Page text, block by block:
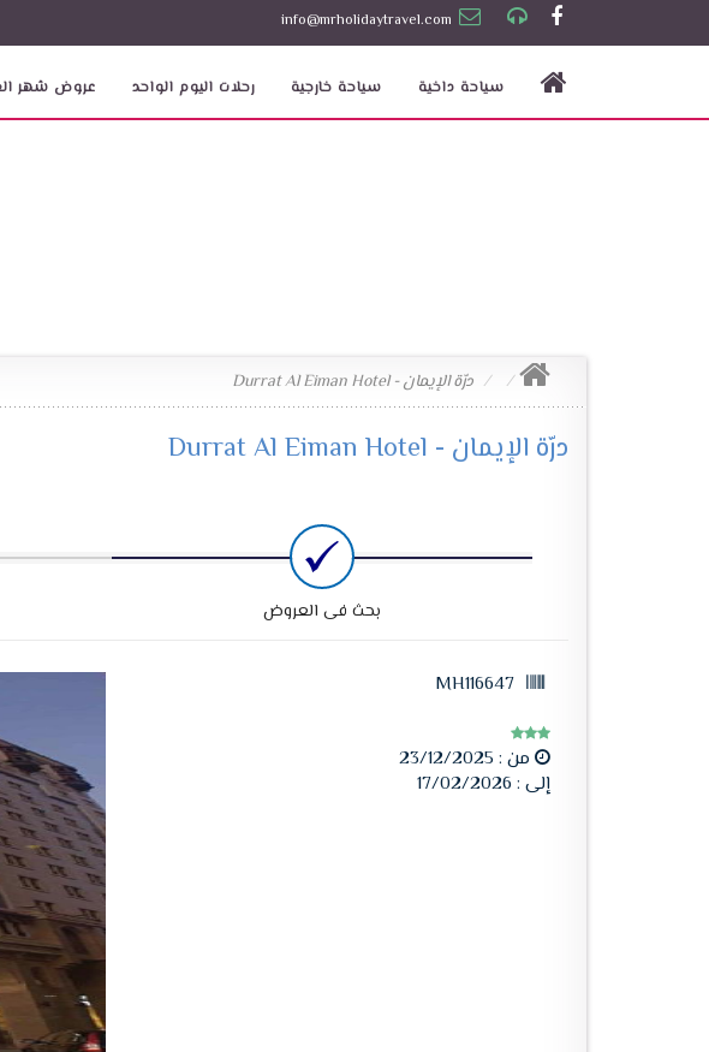
info@mrholidaytravel.com
سياحة داخية سياحة خارجية رحلات اليوم الواحد عروض شهر
درّة الإيمان - Durrat Al Eiman Hotel
درّة الإيمان - Durrat Al Eiman Hotel
بحث فى العروض
MH116647
من : 23/12/2025
إلى : 17/02/2026